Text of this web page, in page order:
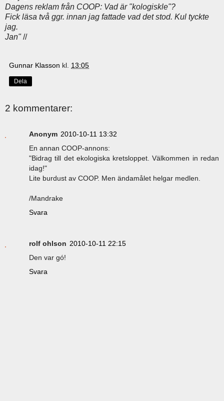
Dagens reklam från COOP: Vad är "kologiskle"?
Fick läsa två ggr. innan jag fattade vad det stod. Kul tyckte
jag.
Jan"//
Gunnar Klasson kl. 13:05
Dela
2 kommentarer:
Anonym 2010-10-11 13:32
En annan COOP-annons:
"Bidrag till det ekologiska kretsloppet. Välkommen in redan
idag!"
Lite burdust av COOP. Men ändamålet helgar medlen.
/Mandrake
Svara
rolf ohlson 2010-10-11 22:15
Den var gó!
Svara